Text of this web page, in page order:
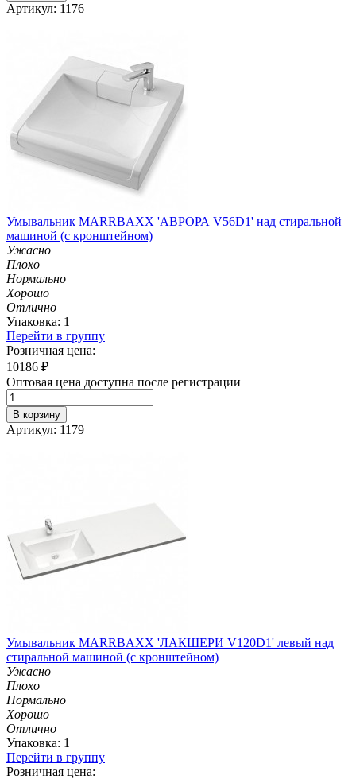
Артикул: 1176
Умывальник MARRBAXX 'АВРОРА V56D1' над стиральной
машиной (с кронштейном)
Ужасно
Плохо
Нормально
Хорошо
Отлично
Упаковка: 1
Перейти в группу
Розничная цена:
10186 ₽
Оптовая цена доступна после регистрации
В корзину
Артикул: 1179
Умывальник MARRBAXX 'ЛАКШЕРИ V120D1' левый над
стиральной машиной (с кронштейном)
Ужасно
Плохо
Нормально
Хорошо
Отлично
Упаковка: 1
Перейти в группу
Розничная цена: